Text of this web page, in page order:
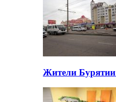
Жители Бурятии